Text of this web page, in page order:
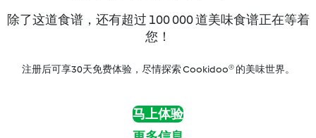
除了这道食谱，还有超过 100 000 道美味食谱正在等着
您！
注册后可享30天免费体验，尽情探索 Cookidoo® 的美味世界。
马上体验